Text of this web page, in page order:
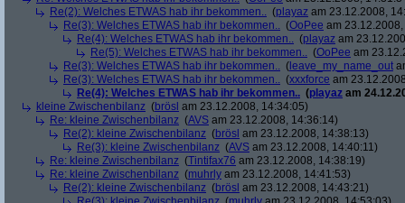
Re(2): Welches ETWAS hab ihr bekommen.. (playaz am 23.12.2008,
Re(3): Welches ETWAS hab ihr bekommen.. (OoPee am
Re(4): Welches ETWAS hab ihr bekommen.. (playaz am
Re(5): Welches ETWAS hab ihr bekommen.. (OoPee am
Re(3): Welches ETWAS hab ihr bekommen.. ( leave_my_name_out
Re(3): Welches ETWAS hab ihr bekommen.. (xxxforce am
Re(4): Welches ETWAS hab ihr bekommen.. (playaz am
kleine Zwischenbilanz (brösl am 23.12.2008, 14:34:05)
Re: kleine Zwischenbilanz (AVS am 23.12.2008, 14:36:14)
Re(2): kleine Zwischenbilanz (brösl am 23.12.2008, 14:38:13)
Re(3): kleine Zwischenbilanz (AVS am 23.12.2008, 14:40:11)
Re: kleine Zwischenbilanz (Tintifax76 am 23.12.2008, 14:38:19)
Re: kleine Zwischenbilanz (muhrly am 23.12.2008, 14:41:53)
Re(2): kleine Zwischenbilanz (brösl am 23.12.2008, 14:43:21)